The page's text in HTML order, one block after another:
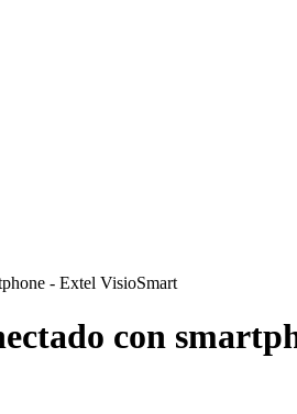
- Extel VisioSmart
con